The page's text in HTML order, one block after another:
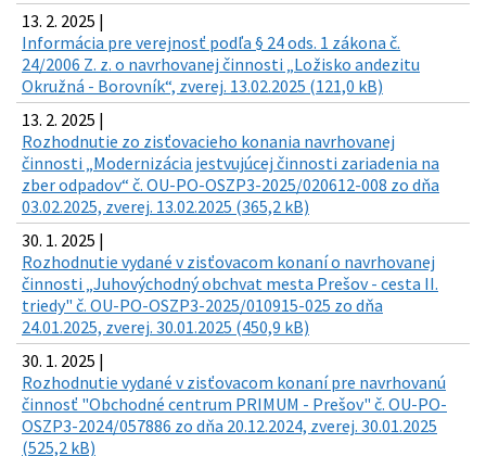
13. 2. 2025 |
Informácia pre verejnosť podľa § 24 ods. 1 zákona č.
24/2006 Z. z. o navrhovanej činnosti „Ložisko andezitu
Okružná - Borovník“, zverej. 13.02.2025 (121,0 kB)
13. 2. 2025 |
Rozhodnutie zo zisťovacieho konania navrhovanej
činnosti „Modernizácia jestvujúcej činnosti zariadenia na
zber odpadov“ č. OU-PO-OSZP3-2025/020612-008 zo dňa
03.02.2025, zverej. 13.02.2025 (365,2 kB)
30. 1. 2025 |
Rozhodnutie vydané v zisťovacom konaní o navrhovanej
činnosti „Juhovýchodný obchvat mesta Prešov - cesta II.
triedy" č. OU-PO-OSZP3-2025/010915-025 zo dňa
24.01.2025, zverej. 30.01.2025 (450,9 kB)
30. 1. 2025 |
Rozhodnutie vydané v zisťovacom konaní pre navrhovanú
činnosť "Obchodné centrum PRIMUM - Prešov" č. OU-PO-
OSZP3-2024/057886 zo dňa 20.12.2024, zverej. 30.01.2025
(525,2 kB)